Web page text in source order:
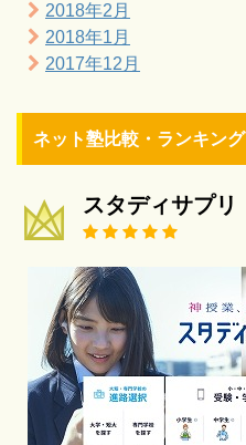
2018年2月
2018年1月
2017年12月
ネット塾比較・ランキング
スタディサプリ